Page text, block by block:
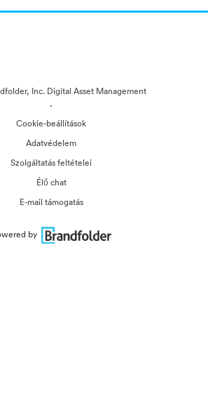
Inc. Digital Asset Management
·
Cookie-beállítások
Adatvédelem
Szolgáltatás feltételei
Élő chat
E-mail támogatás
by